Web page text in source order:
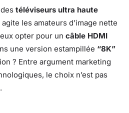
téléviseurs ultra haute
les amateurs d’image nette
opter pour un câble HDMI
une version estampillée “8K”
? Entre argument marketing
le choix n’est pas